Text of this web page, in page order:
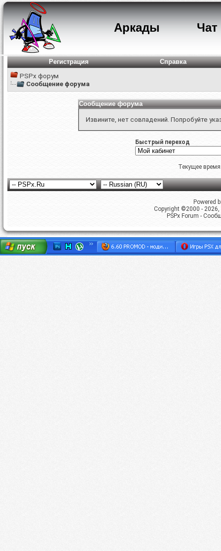
Аркады Чат
Регистрация
Справка
PSPx форум
Сообщение форума
Сообщение форума
Извините, нет совпадений. Попробуйте
Быстрый переход
Текущее
Powered
Copyright ©2000 -
PSPx Forum -